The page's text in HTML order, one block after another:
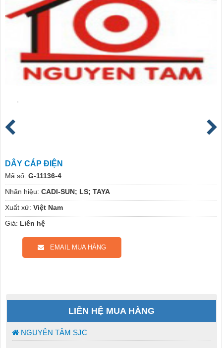
DÂY CÁP ĐIỆN
Mã số: G-11136-4
Nhãn hiệu: CADI-SUN; LS; TAYA
Xuất xứ: Việt Nam
Giá: Liên hệ
EMAIL MUA HÀNG
LIÊN HỆ MUA HÀNG
NGUYÊN TÂM SJC